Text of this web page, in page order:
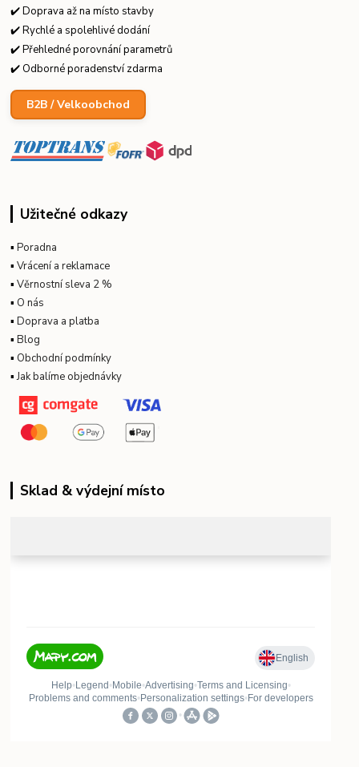
✔️ Doprava až na místo stavby
✔️ Rychlé a spolehlivé dodání
✔️ Přehledné porovnání parametrů
✔️ Odborné poradenství zdarma
B2B / Velkoobchod
Užitečné odkazy
▪Poradna
▪Vrácení a reklamace
▪Věrnostní sleva 2 %
▪ O nás
▪Doprava a platba
▪Blog
▪ Obchodní podmínky
▪Jak balíme objednávky
Sklad & výdejní místo